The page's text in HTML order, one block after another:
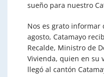
sueño para nuestro
Nos es grato informar
agosto, Catamayo
Recalde, Ministro de
Vivienda, quien en su
llegó al cantón